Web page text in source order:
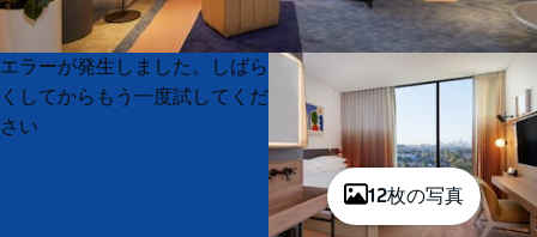
12枚の写真
Product
List
Product
List
エラーが発生しました。しばら
くしてからもう一度試してくだ
さい